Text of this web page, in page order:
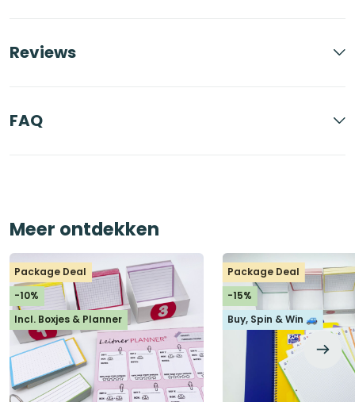
Reviews
FAQ
Meer ontdekken
Package Deal
-10%
Incl. Boxjes & Planner
Package Deal
-15%
Buy, Spin & Win 🚙